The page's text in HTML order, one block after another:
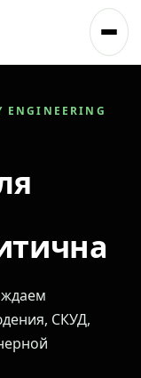
ENGINEERING
СКУД,